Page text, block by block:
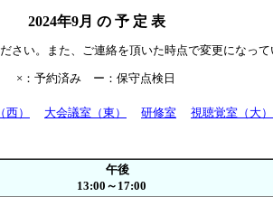
2024年9月 の 予 定 表
さい。また、ご連絡を頂いた時点で変更になって
×：予約済み ー：保守点検日
） 大会議室（東） 研修室 視聴覚室（大）
午後
13:00～17:00